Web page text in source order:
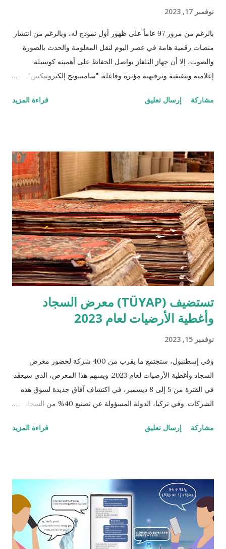
نوفمبر 17, 2023
بالرغم من مرور 97 عاماً على ظهور أول نموذج له، وبالرغم من انتشار
منصات رقمية هامة في عصر اليوم لنقل المعلومة والحدث بالصورة
والصوت، إلا أن جهاز التلفاز يواصل الحفاظ على أهميته كوسيلة
إعلامية وتثقيفية وترفيهية مؤثرة وفاعلة. "سامسونج إلكترونيكس"،
الاختراع أمام منصات وأجهزة وتطبيقات المحتوى، بل وتجعله يتفوق
الجودة ونقاء ووضوح الصورة والصوت. وفقاً للدراسات السوقية والنتائج
البيعية لأجهزة التلفاز حول العالم، تربعت أجهزة التلفاز من علامة
"سامسونج" خلال العام الحالي على عرش سوق أجهزة التلفاز، للمرة
السابعة عشرة على التوالي، مسجلة نمواً قدره خانتين عشريتين في
حركة الطلب والشراء المتكررة على مدار الأعوام الثلاثة الماضية من
قبل زبائنها. هذا المقال، سيقدم لقارئه أهم أسرار "سامسونج"
وابتكاراتها والتحسينات التي أدخلتها على...
مشاركة إرسال تعليق قراءة المزيد
تستضيف (TÜYAP) معرض السجاد
وأغطية الأرضيات لعام 2023
نوفمبر 15, 2023
وفي إسطنبول، ستجتمع ما يقرب من 400 شركة لحضور معرض
السجاد وأغطية الأرضيات لعام 2023. ويسهم هذا المعرض، الذي سيعقد
في الفترة من 5 إلى 8 ديسمبر، في اكتشاف آفاق جديدة لسوق هذه
الشركات. وفي تركيا، الدولة المسؤولة عن تصنيع 40% من السجاد في
صناعة السجاد على مستوى العالم، فتستعد لاستضافة معرض السجاد
إسطنبول وجمعية مصدري السجاد في جنوب شرق الأناضول، وسيُعقد
في مركز إسطنبول للمعارض في الفترة من 5 إلى 8 ديسمبر. يُتوقع أن
يستقطب المعرض حوالي 400 شركة من جميع أنحاء العالم، حيث
تعرض كل شركة منها مجموعة واسعة من المنتجات؛ أي سيوفر لها
فرصة ثمينة للاستفادة من أسواق جديدة. تمتلك تركيا 40% من حصة
مشاركة إرسال تعليق قراءة المزيد